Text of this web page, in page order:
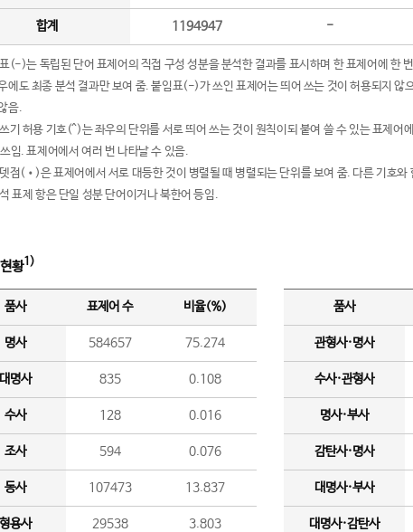
합계 1194947 -
(-)는 독립된 단어 표제어의 직접 구성 성분을 분석한 결과를 표시하며 한 표제어에 한
에도 최종 분석 결과만 보여 줌. 붙임표(-)가 쓰인 표제어는 띄어 쓰는 것이 허용되지
음.
기 허용 기호(^)는 좌우의 단위를 서로 띄어 쓰는 것이 원칙이되 붙여 쓸 수 있는 표제어
임. 표제어에서 여러 번 나타날 수 있음.
점(•)은 표제어에서 서로 대등한 것이 병렬될 때 병렬되는 단위를 보여 줌. 다른 기호와
표제 항은 단일 성분 단어이거나 북한어 등임.
황1)
품사 표제어 수 비율(%)
명사 584657 75.274
명사 835 0.108
수사 128 0.016
조사 594 0.076
동사 107473 13.837
용사 29538 3.803
품사
관형사·명사
수사·관형사
명사·부사
감탄사·명사
대명사·부사
대명사·감탄사